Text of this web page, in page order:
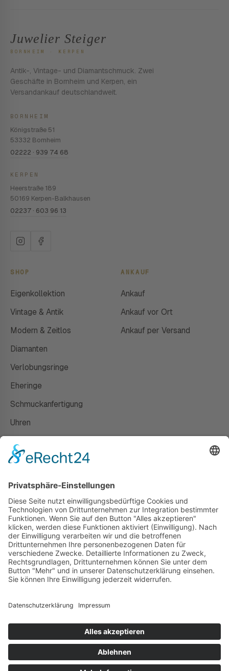
Juwelier Steiger
BORNHEIM · KERPEN
Antik-, Vintage- und Diamantschmuck. Zwei
Geschäfte in Bornheim und Kerpen, ein
Versandankauf deutschlandweit.
BORNHEIM
Königstraße 51
53332 Bornheim
02222 · 939 74 68
KERPEN
Heerstraße 189
50169 Kerpen-Balkhausen
02237 · 603 96 13
SHOP
Eigenkollektion
Vintage & Antik
Modern & Zeitlos
Diamanten
Verlobungsringe
Eheringe
Schmuckanfertigung
Uhren
ANKAUF
Ankauf
Ankauf vor Ort
Ankauf per Versand
Susanne Steiger
Geschäfte
Newsletter
Kontakt
© 2026 JUWELIER STEIGER
VERTRAG WIDERRUFEN
PERFORMANCE BY ·GREITMANN